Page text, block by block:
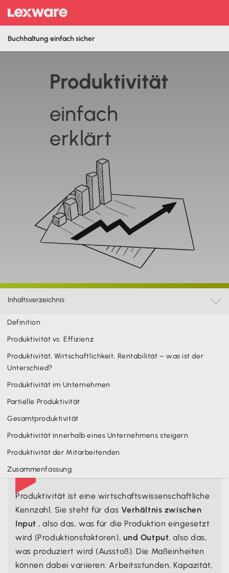
Buchhaltung einfach sicher
Pro­duktivität
einfach
erklärt
Hinweis: Gendergerechte Sprache ist uns wichtig. Daher verwenden wir auf
diesem Portal, wann immer möglich, genderneutrale Bezeichnungen.
ausdrücklich alle Geschlechter (m/w/d) mitgemeint. Diese Vorgehensweise hat
 DEFINITION
Was ist Produktivität?
Produktivität ist eine wirtschaftswissenschaftliche
Kennzahl. Sie steht für das Verhältnis zwischen
Input , also das, was für die Produktion eingesetzt
wird (Produktionsfaktoren), und Output, also das,
was produziert wird (Ausstoß). Die Maßeinheiten
können dabei variieren: Arbeitsstunden, Kapazität,
Inhaltsverzeichnis 
Definition
Produktivität vs. Effizienz
Produktivität, Wirtschaftlichkeit, Rentabilität – was ist der
Unterschied?
Produktivität im Unternehmen
Partielle Produktivität
Gesamtproduktivität
Produktivität innerhalb eines Unternehmens steigern
Produktivität der Mitarbeitenden
Zusammenfassung